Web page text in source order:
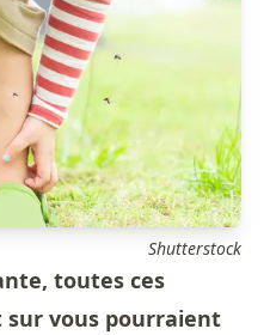
Shutterstock
toutes ces
vous pourraient